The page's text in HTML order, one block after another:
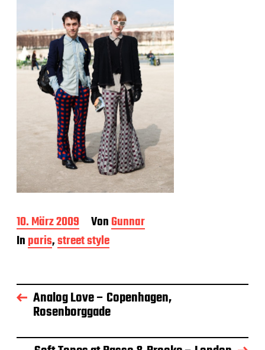
B
e
i
a
g
s
t
10. März 2009 VonGunnar
Inparis,street style
Analog Love – Copenhagen,
Rosenborggade